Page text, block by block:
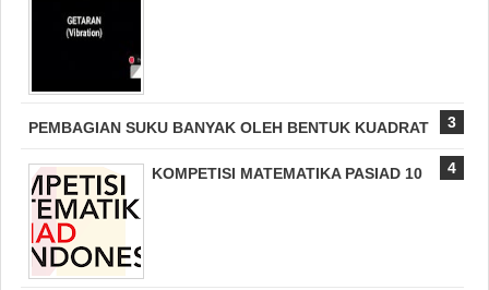
PEMBAGIAN SUKU BANYAK OLEH BENTUK KUADRAT
KOMPETISI MATEMATIKA PASIAD 10